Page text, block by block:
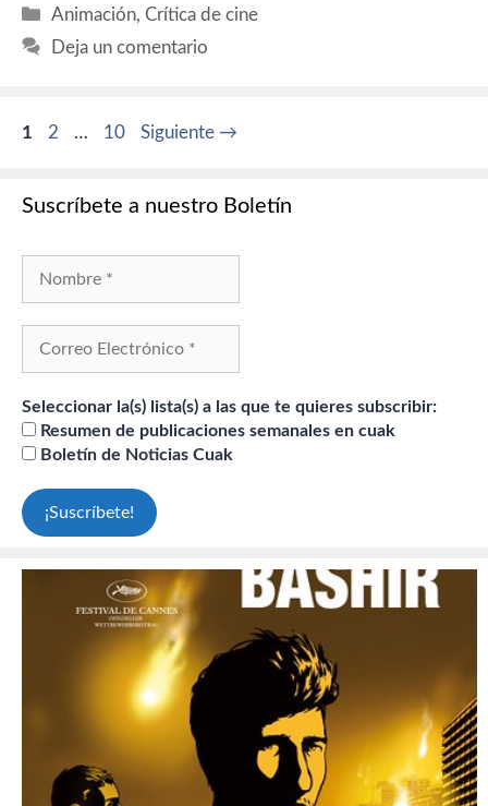
Categorías
Animación,Crítica de cine
Deja un comentario
Página
1 Página
2 … Página
10 Siguiente →
Suscríbete a nuestro Boletín
Seleccionar la(s) lista(s) a las que te quieres subscribir:
Resumen de publicaciones semanales en cuak
Boletín de Noticias Cuak